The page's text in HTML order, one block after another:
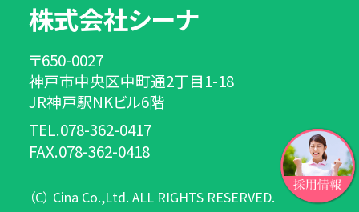
株式会社シーナ
〒650-0027
神戸市中央区中町通2丁目1-18
JR神戸駅NKビル6階
TEL.078-362-0417
FAX.078-362-0418
（C） Cina Co.,Ltd. ALL RIGHTS RESERVED.